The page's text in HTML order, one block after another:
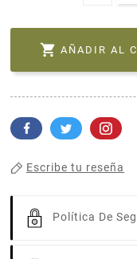
 AÑADIR AL
Escribe tu reseña
Política De